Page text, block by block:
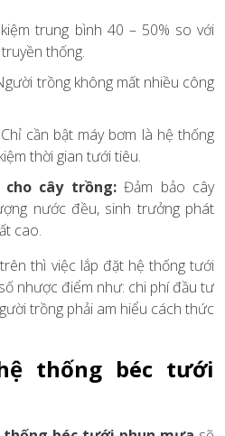
trung bình 40 – 50% so với
thống.
trồng không mất nhiều công
cần bật máy bơm là hệ thống
thời gian tưới tiêu.
cho cây trồng:Đảm bảo cây
nước đều, sinh trưởng phát
cao.
thì việc lắp đặt hệ thống tưới
nhược điểm như: chi phí đầu tư
trồng phải am hiểu cách thức
thống béc tưới